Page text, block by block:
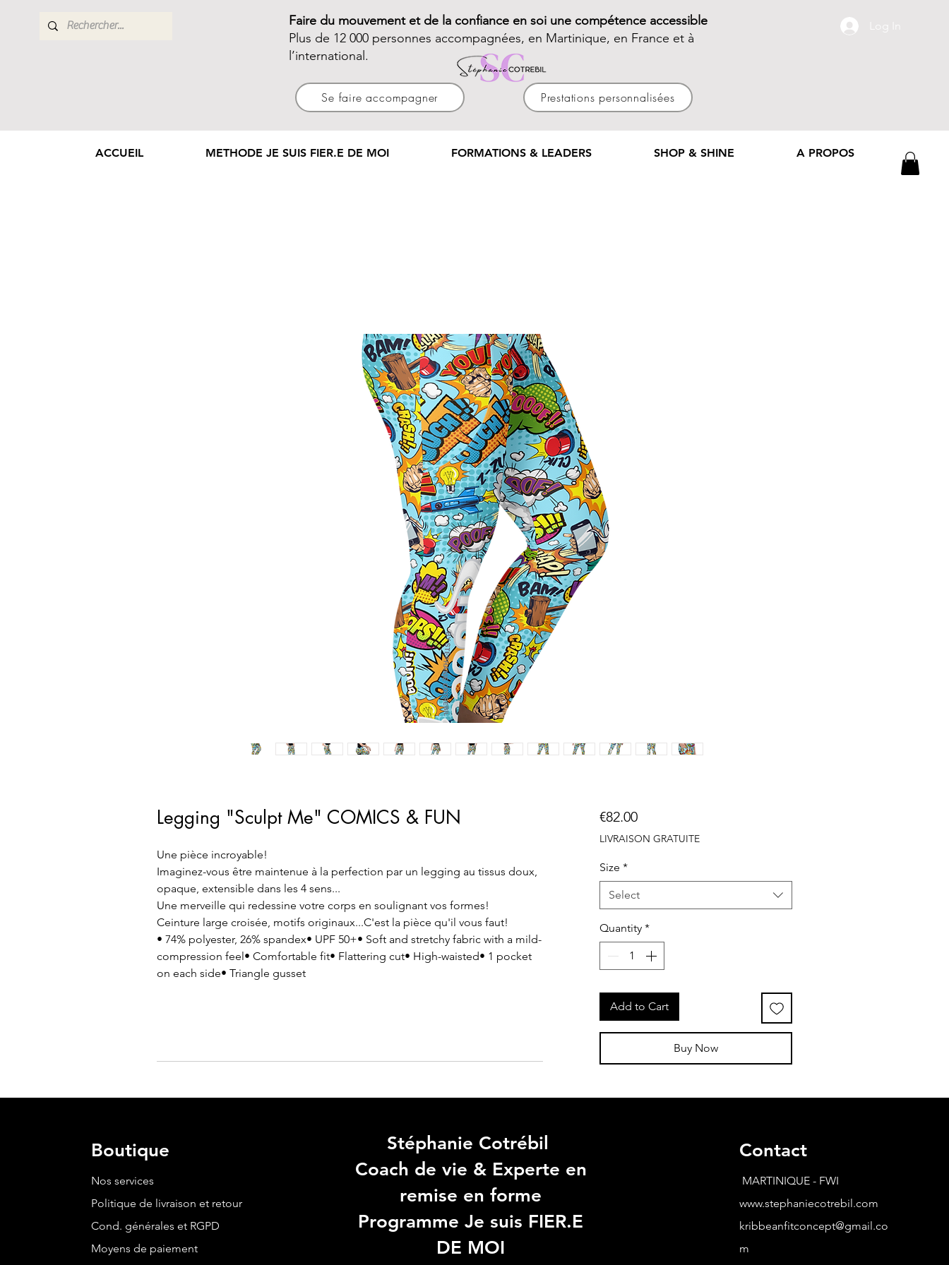
Faire du mouvement et de la confiance en soi une compétence accessible
Plus de 12 000 personnes accompagnées, en Martinique, en France et à
l’international.
Se faire accompagner Prestations personnalisées
Log In
ACCUEIL METHODE JE SUIS FIER.E DE MOI FORMATIONS & LEADERS SHOP & SHINE A PROPOS
Legging "Sculpt Me" COMICS & FUN
Une pièce incroyable!
Imaginez-vous être maintenue à la perfection par un legging au tissus doux,
opaque, extensible dans les 4 sens...
Une merveille qui redessine votre corps en soulignant vos formes!
Ceinture large croisée, motifs originaux...C'est la pièce qu'il vous faut!
• 74% polyester, 26% spandex• UPF 50+• Soft and stretchy fabric with a mild-
compression feel• Comfortable fit• Flattering cut• High-waisted• 1 pocket
on each side• Triangle gusset
€82.00Price
LIVRAISON GRATUITE
Size *
Select
Quantity *
Add to Cart
Buy Now
Boutique
Nos services
Politique de livraison et retour
Cond. générales et RGPD
Moyens de paiement
Stéphanie Cotrébil
Coach de vie & Experte en
remise en forme
Programme Je suis FIER.E
DE MOI
Contact
MARTINIQUE - FWI
www.stephaniecotrebil.com
kribbeanfitconcept@gmail.co
m